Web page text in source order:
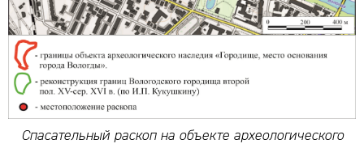
Спасательный раскоп на объекте археологического